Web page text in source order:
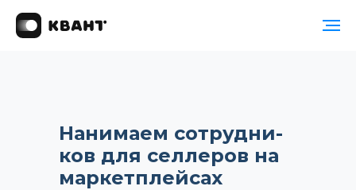
Нанимаем сотрудни­
ков для селлеров на
маркетплейсах